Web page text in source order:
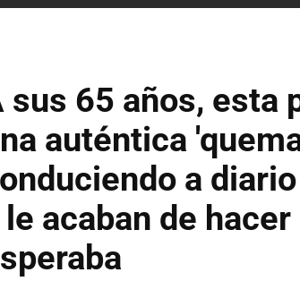
sus 65 años, esta
auténtica
a
acaban de